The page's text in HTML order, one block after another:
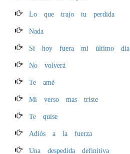
Lo que trajo tu perdida
Nada
Si hoy fuera mi último día
No volverá
Te amé
Mi verso mas triste
Te quise
Adiós a la fuerza
Una despedida definitiva